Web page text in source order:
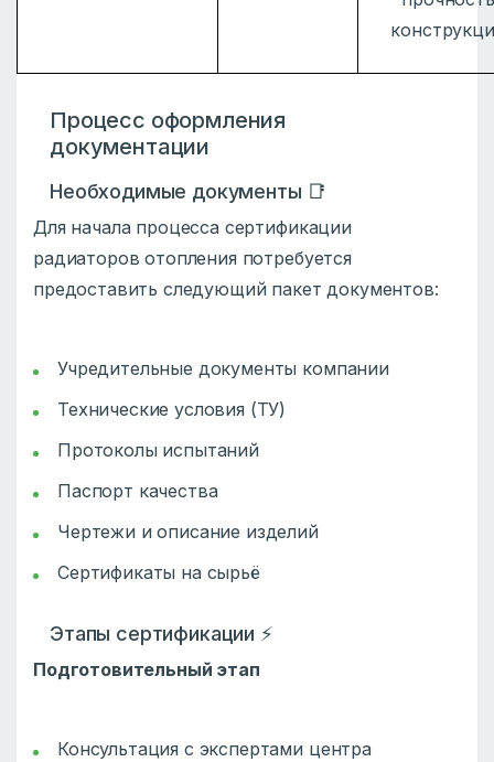
Процесс оформления
документации
Необходимые документы 📑
Для начала процесса сертификации
радиаторов отопления потребуется
предоставить следующий пакет документов:
Учредительные документы компании
Технические условия (ТУ)
Протоколы испытаний
Паспорт качества
Чертежи и описание изделий
Сертификаты на сырьё
Этапы сертификации ⚡
Подготовительный этап
Консультация с экспертами центра